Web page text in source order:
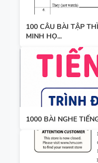
100 CÂU BÀI TẬP
MINH HỌ...
1000 BÀI NGHE